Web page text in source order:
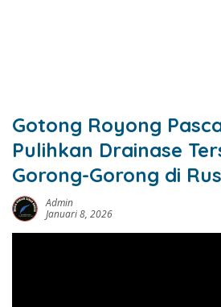
Gotong Royong
Pulihkan Drainase
Gorong-Gorong di
Admin
Januari 8, 2026